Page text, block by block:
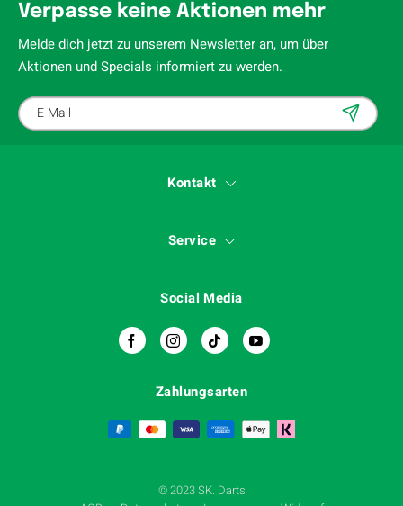
Verpasse keine Aktionen mehr
Melde dich jetzt zu unserem Newsletter an, um über
Aktionen und Specials informiert zu werden.
Kontakt
Service
Social Media
Zahlungsarten
© 2023 SK. Darts